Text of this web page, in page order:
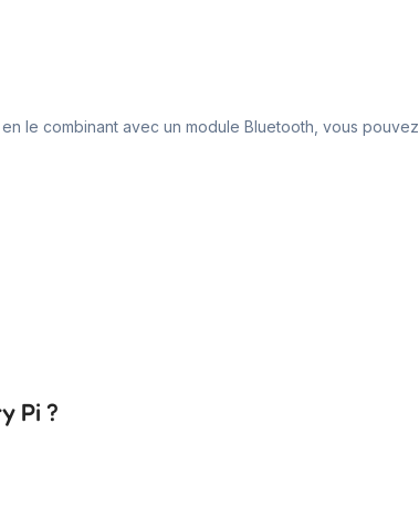
le combinant avec un module Bluetooth, vous
Pi ?